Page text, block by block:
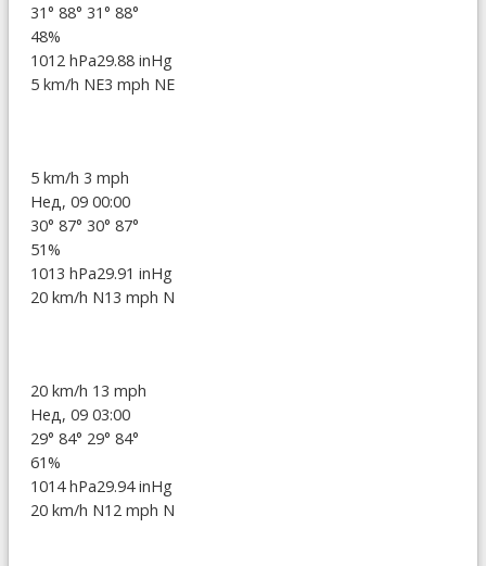
31° 88° 31° 88°
48%
1012 hPa29.88 inHg
5 km/h NE3 mph NE
5 km/h 3 mph
Нед, 09 00:00
30° 87° 30° 87°
51%
1013 hPa29.91 inHg
20 km/h N13 mph N
20 km/h 13 mph
Нед, 09 03:00
29° 84° 29° 84°
61%
1014 hPa29.94 inHg
20 km/h N12 mph N